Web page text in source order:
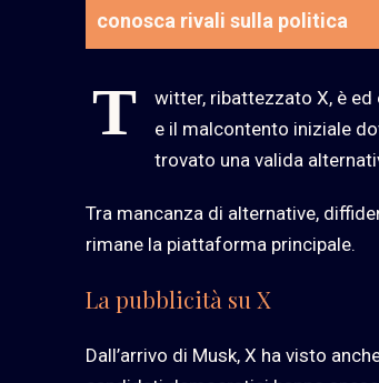
conosca rivali sulla politica
T
witter, ribattezzato X, è
e il malcontento iniziale
trovato una valida
Tra mancanza di alternative,
rimane la piattaforma principale.
La pubblicità su X
Dall’arrivo di Musk, X ha visto